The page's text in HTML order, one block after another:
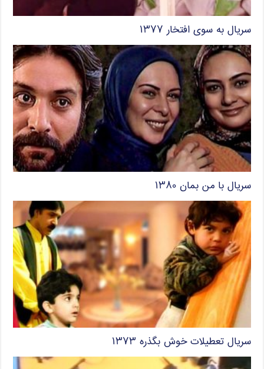
سریال به سوی افتخار ۱۳۷۷
سریال با من بمان ۱۳۸۰
سریال تعطیلات خوش بگذره ۱۳۷۳